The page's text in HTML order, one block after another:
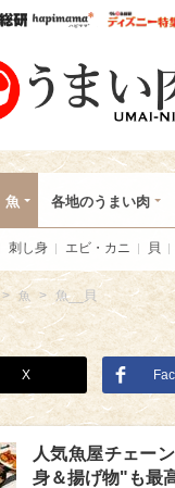
ウレぴあ総研ハピママ*
魚 各地のうまい肉
刺し身 エビ・カニ 貝
> 魚 > 魚__貝
X
人気魚屋チェー
身＆揚げ物"も最